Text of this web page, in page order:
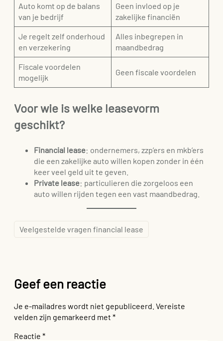
Auto komt op de balans
van je bedrijf
Geen invloed op je
zakelijke financiën
Je regelt zelf onderhoud
en verzekering
Alles inbegrepen in
maandbedrag
Fiscale voordelen
mogelijk
Geen fiscale voordelen
Voor wie is welke leasevorm
geschikt?
Financial lease: ondernemers, zzp’ers en mkb’ers
die een zakelijke auto willen kopen zonder in één
keer veel geld uit te geven.
Private lease: particulieren die zorgeloos een
auto willen rijden tegen een vast maandbedrag.
Veelgestelde vragen financial lease
Geef een reactie
Je e-mailadres wordt niet gepubliceerd. Vereiste
velden zijn gemarkeerd met *
Reactie *